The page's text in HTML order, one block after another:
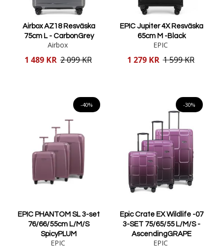
Airbox AZ18 Resväska
75cm L - CarbonGrey
Airbox
Reducerat
1 489 KR 2 099 KR
EPIC Jupiter 4X Resväska
65cm M -Black
EPIC
Reducerat
1 279 KR 1 599 KR
-40%
EPIC PHANTOM SL 3-set
76/66/55cm L/M/S
SpicyPLUM
EPIC
-30%
Epic Crate EX Wildlife -07
3-SET 75/65/55 L/M/S -
AscendingGRAPE
EPIC